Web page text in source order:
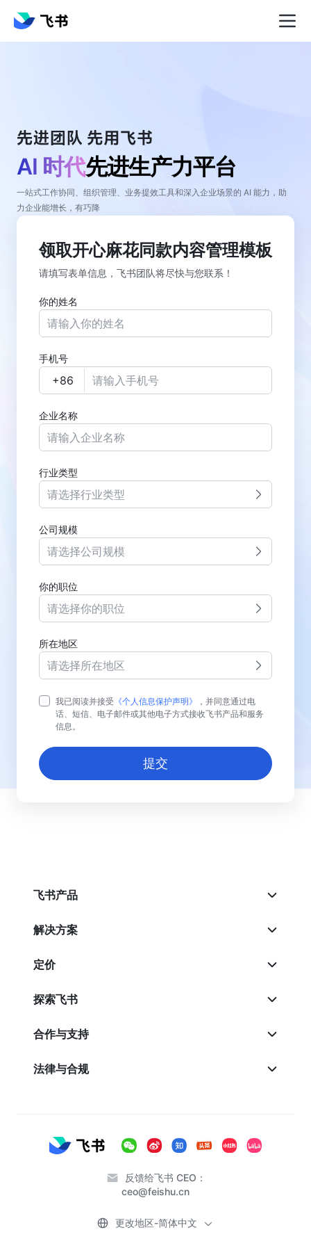
AI 时代先进生产力平台
一站式工作协同、组织管理、业务提效工具和深入企业场景的 AI 能力，助
力企业能增长，有巧降
领取开心麻花同款内容管理模板
请填写表单信息，飞书团队将尽快与您联系！
你的姓名
手机号
企业名称
行业类型
请选择行业类型
公司规模
请选择公司规模
你的职位
请选择你的职位
所在地区
请选择所在地区
我已阅读并接受 《个人信息保护声明》
，并同意通过电
话、短信、电子邮件或其他电子方式接收飞书产品和服务
信息。
提交
飞书产品
解决方案
定价
探索飞书
合作与支持
法律与合规
反馈给飞书 CEO：
ceo@feishu.cn
更改地区-简体中文